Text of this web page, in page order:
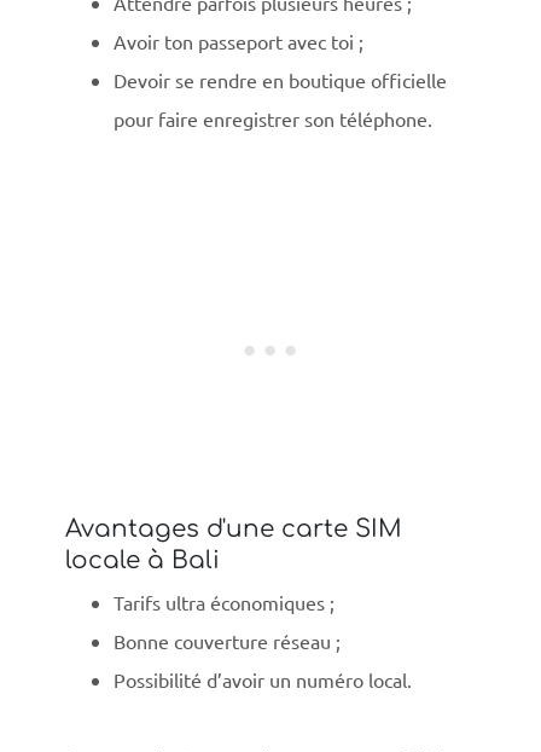
Avoir ton passeport avec toi ;
Devoir se rendre en boutique officielle
pour faire enregistrer son téléphone.
Avantages d'une carte SIM
locale à Bali
Tarifs ultra économiques ;
Bonne couverture réseau ;
Possibilité d’avoir un numéro local.